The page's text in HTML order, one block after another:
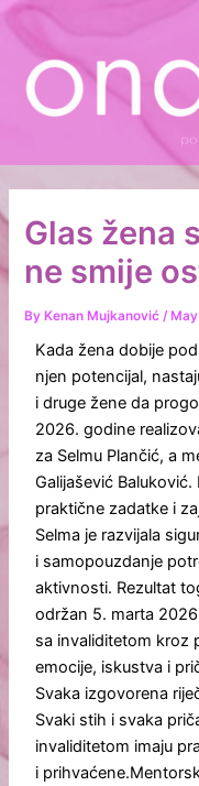
Skip
content
Glas žena
ne smije
ByKenan Mujkanović /
Kada žena dobije
njen potencijal,
i druge žene da
2026. godine
za Selmu Plančić, a
Galijašević
praktične zadatke i
Selma je razvijala
i samopouzdanje
aktivnosti. Rezultat
održan 5. marta
sa invaliditetom kroz
emocije, iskustva i
Svaka izgovorena
Svaki stih i svaka
invaliditetom imaju
i